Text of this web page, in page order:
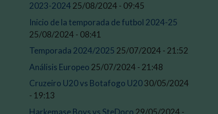
2023-2024 25/08/2024 - 09:45
Inicio de la temporada de futbol 2024-25
25/08/2024 - 08:41
Temporada 2024/2025 25/07/2024 - 21:52
Análisis Europeo 25/07/2024 - 21:48
Cruzeiro U20 vs Botafogo U2030/05/2024
- 19:13
Harkemase Boys vs SteDoco 29/05/2024 -